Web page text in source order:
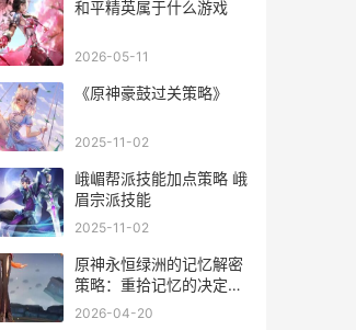
和平精英属于什么游戏
2026-05-11
《原神豪鼓过关策略》
2025-11-02
峨嵋帮派技能加点策略 峨
眉宗派技能
2025-11-02
原神永恒绿洲的记忆解密
策略：重拾记忆的决定因
素 原神永恒绿洲的旋玉帛
2026-04-20